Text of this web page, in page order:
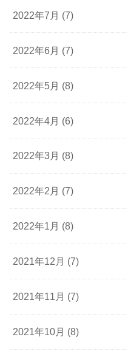
2022年7月 (7)
2022年6月 (7)
2022年5月 (8)
2022年4月 (6)
2022年3月 (8)
2022年2月 (7)
2022年1月 (8)
2021年12月 (7)
2021年11月 (7)
2021年10月 (8)